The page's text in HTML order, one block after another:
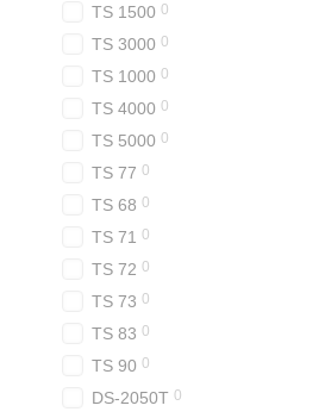
TS 1500 0
TS 3000 0
TS 1000 0
TS 4000 0
TS 5000 0
TS 77 0
TS 68 0
TS 71 0
TS 72 0
TS 73 0
TS 83 0
TS 90 0
DS-2050T 0